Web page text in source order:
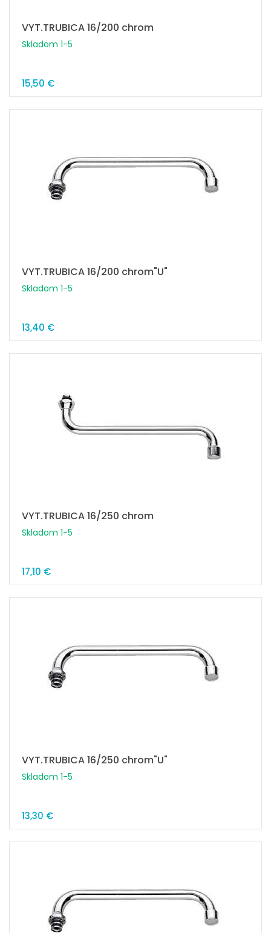
VYT.TRUBICA 16/200 chrom
Skladom 1-5
15,50 €
VYT.TRUBICA 16/200 chrom"U"
Skladom 1-5
13,40 €
VYT.TRUBICA 16/250 chrom
Skladom 1-5
17,10 €
VYT.TRUBICA 16/250 chrom"U"
Skladom 1-5
13,30 €